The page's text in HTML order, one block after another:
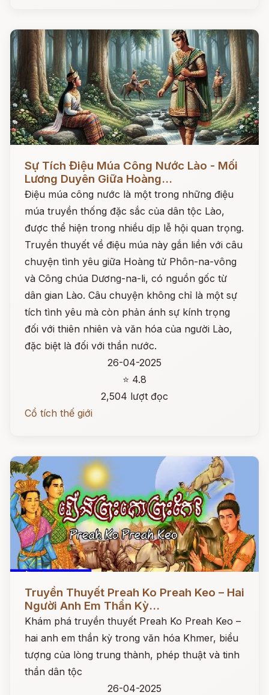
Sự Tích Điệu Múa Công Nước Lào - Mối
Lương Duyên Giữa Hoàng...
Điệu múa công nước là một trong những điệu
múa truyền thống đặc sắc của dân tộc Lào,
được thể hiện trong nhiều dịp lễ hội quan trọng.
Truyền thuyết về điệu múa này gắn liền với câu
chuyện tình yêu giữa Hoàng tử Phôn-na-vông
và Công chúa Dương-na-li, có nguồn gốc từ
dân gian Lào. Câu chuyện không chỉ là một sự
tích tình yêu mà còn phản ánh sự kính trọng
đối với thiên nhiên và văn hóa của người Lào,
đặc biệt là đối với thần nước.
26-04-2025
⭐ 4.8
2,504 lượt đọc
Cổ tích thế giới
Đọc ngay
Truyền Thuyết Preah Ko Preah Keo – Hai
Người Anh Em Thần Kỳ...
Khám phá truyền thuyết Preah Ko Preah Keo –
hai anh em thần kỳ trong văn hóa Khmer, biểu
tượng của lòng trung thành, phép thuật và tinh
thần dân tộc
26-04-2025